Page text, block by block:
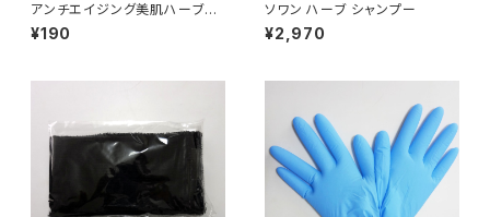
アンチエイジング美肌ハーブパ
ック 5g
¥190
ソワン ハーブ シャンプー
¥2,970